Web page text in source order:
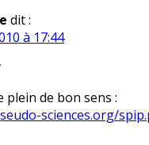
dit :
à 17:44
plein de bon sens :
sciences.org/